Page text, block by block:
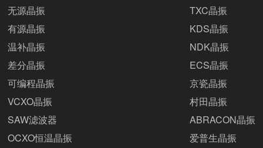
无源晶振
有源晶振
温补晶振
差分晶振
可编程晶振
VCXO晶振
SAW滤波器
OCXO恒温晶振
TXC晶振
KDS晶振
NDK晶振
ECS晶振
京瓷晶振
村田晶振
ABRACON晶振
爱普生晶振